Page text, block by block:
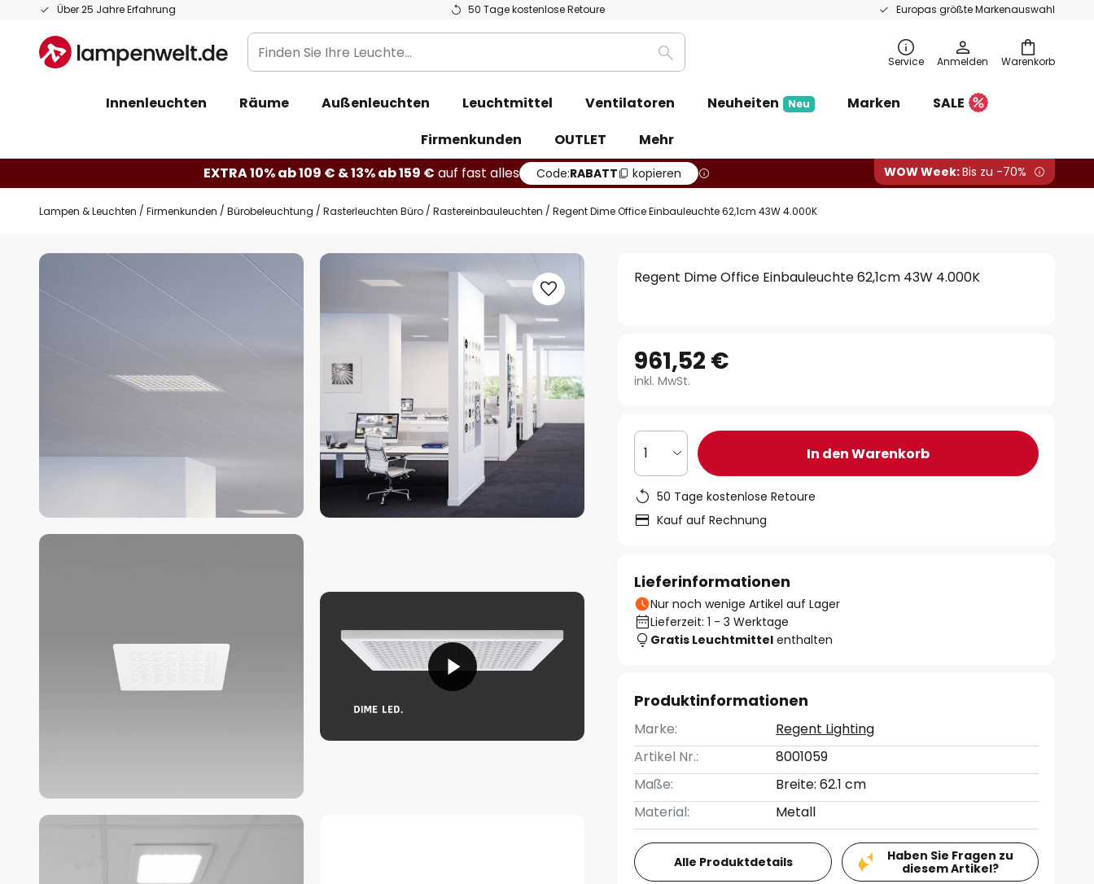
Über 25 Jahre Erfahrung 50 Tage kostenlose Retoure Europas größte Markenauswahl
Zum
springen
Warenkorb
Finden
Sie
Leuchte...
Suche Service Anmelden
Innenleuchten Räume Außenleuchten Leuchtmittel Ventilatoren Neuheiten Neu Marken
SALE
Firmenkunden
OUTLET
Mehr
EXTRA 10% ab 109 € & 13% ab 159 € auf fast alles Code:RABATT kopieren WOW Week:Bis zu -70%
Lampen & Leuchten Firmenkunden Bürobeleuchtung Rasterleuchten Büro Rastereinbauleuchten Regent Dime Office Einbauleuchte 62,1cm 43W 4.000K
Zum
der
Bildgalerie
springen
Regent Dime Office Einbauleuchte 62,1cm 43W 4.000K
961,52 €
inkl. MwSt.
1 In den Warenkorb
50 Tage kostenlose Retoure
Kauf auf Rechnung
Lieferinformationen
Nur noch wenige Artikel auf Lager
Lieferzeit: 1 - 3 Werktage
Gratis Leuchtmittel enthalten
Produktinformationen
Marke:
Regent Lighting
Artikel Nr.:
8001059
Maße:
Breite: 62.1 cm
Material:
Metall
Alle Produktdetails
Haben Sie Fragen zu
diesem Artikel?